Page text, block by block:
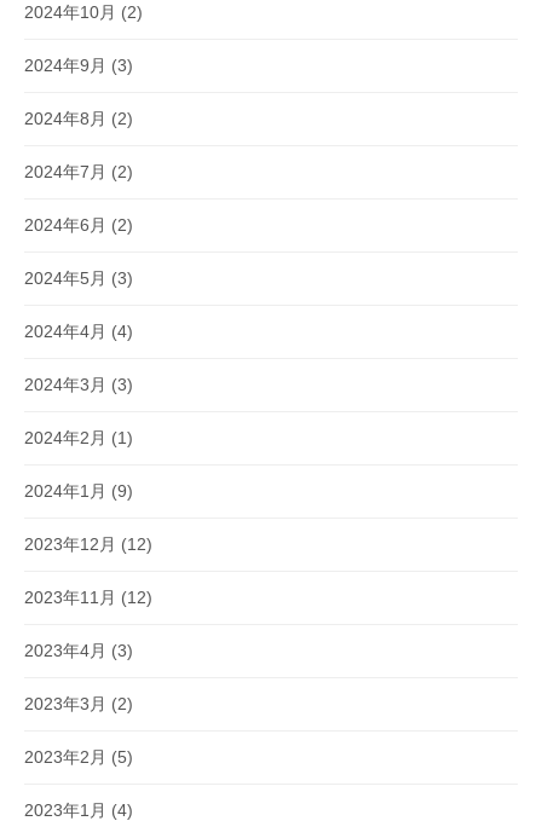
2024年10月 (2)
2024年9月 (3)
2024年8月 (2)
2024年7月 (2)
2024年6月 (2)
2024年5月 (3)
2024年4月 (4)
2024年3月 (3)
2024年2月 (1)
2024年1月 (9)
2023年12月 (12)
2023年11月 (12)
2023年4月 (3)
2023年3月 (2)
2023年2月 (5)
2023年1月 (4)